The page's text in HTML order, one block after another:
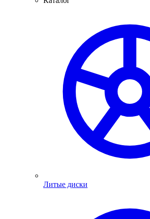
Литые диски